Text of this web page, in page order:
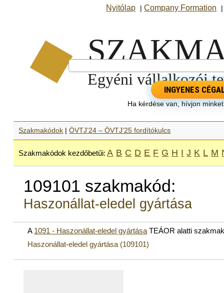
Nyitólap |Company Formation
INGYENES
Ha kérdése van, hívjon
Szakmakódok |ÖVTJ’24 – ÖVTJ’25 fordítókulcs
Szakmakódok kezdőbetűi: A B C D E F G H I J K L M
109101 szakmakód:
Haszonállat-eledel gyártása
A 1091 - Haszonállat-eledel gyártása TEÁOR alatti
Haszonállat-eledel gyártása (109101)